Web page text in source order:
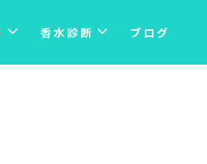
香水診断 ブログ